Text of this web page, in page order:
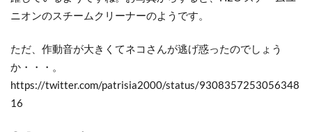
ニオンのスチームクリーナーのようです。
ただ、作動音が大きくてネコさんが逃げ惑ったのでしょう
か・・・。
https://twitter.com/patrisia2000/status/9308357253056348
16